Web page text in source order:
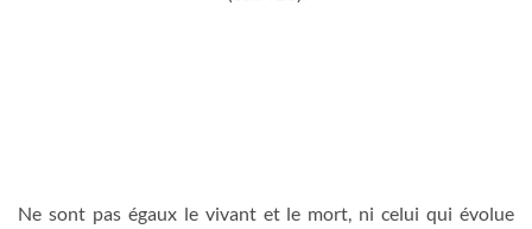
Ne sont pas égaux le vivant et le mort, ni celui qui évolue